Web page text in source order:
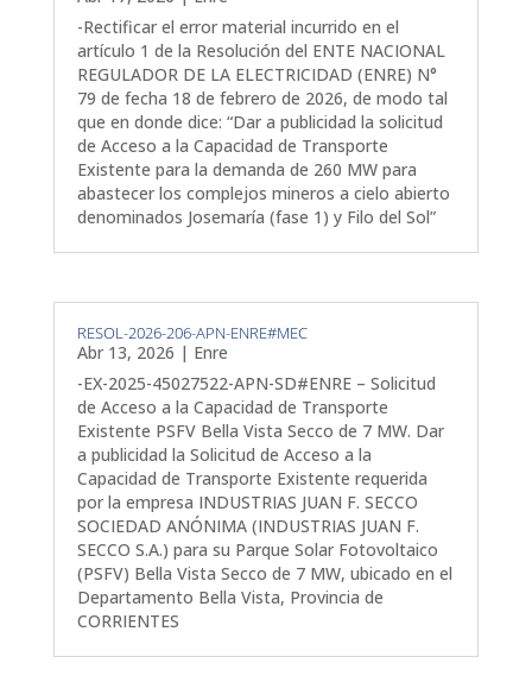
-Rectificar el error material incurrido en el
artículo 1 de la Resolución del ENTE NACIONAL
REGULADOR DE LA ELECTRICIDAD (ENRE) N°
79 de fecha 18 de febrero de 2026, de modo tal
que en donde dice: “Dar a publicidad la solicitud
de Acceso a la Capacidad de Transporte
Existente para la demanda de 260 MW para
abastecer los complejos mineros a cielo abierto
denominados Josemaría (fase 1) y Filo del Sol”
RESOL-2026-206-APN-ENRE#MEC
Abr 13, 2026 | Enre
-EX-2025-45027522-APN-SD#ENRE – Solicitud
de Acceso a la Capacidad de Transporte
Existente PSFV Bella Vista Secco de 7 MW. Dar
a publicidad la Solicitud de Acceso a la
Capacidad de Transporte Existente requerida
por la empresa INDUSTRIAS JUAN F. SECCO
SOCIEDAD ANÓNIMA (INDUSTRIAS JUAN F.
SECCO S.A.) para su Parque Solar Fotovoltaico
(PSFV) Bella Vista Secco de 7 MW, ubicado en el
Departamento Bella Vista, Provincia de
CORRIENTES